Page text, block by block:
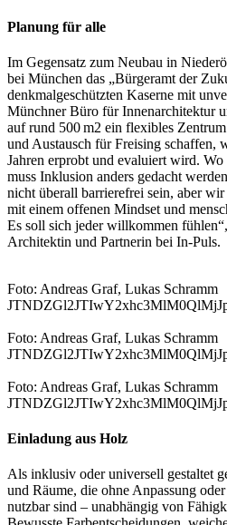
Planung für alle
Im Gegensatz zum Neubau in
bei München das „Bürgeramt der
denkmalgeschützten Kaserne mit
Münchner Büro für Innenarchitektur
auf rund 500 m2 ein flexibles
und Austausch für Freising schaffen,
Jahren erprobt und evaluiert wird. Wo
muss Inklusion anders gedacht
nicht überall barrierefrei sein, aber
mit einem offenen Mindset und
Es soll sich jeder willkommen
Architektin und Partnerin bei In-Puls.
Foto: Andreas Graf, Lukas Schramm
Foto: Andreas Graf, Lukas Schramm
Foto: Andreas Graf, Lukas Schramm
Einladung aus Holz
Als inklusiv oder universell gestaltet
und Räume, die ohne Anpassung
nutzbar sind – unabhängig von